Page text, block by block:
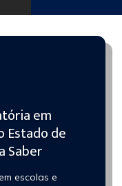
em
Estado de
Saber
escolas e